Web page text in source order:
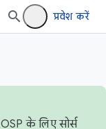
प्रवेश करें
के लिए सोर्स